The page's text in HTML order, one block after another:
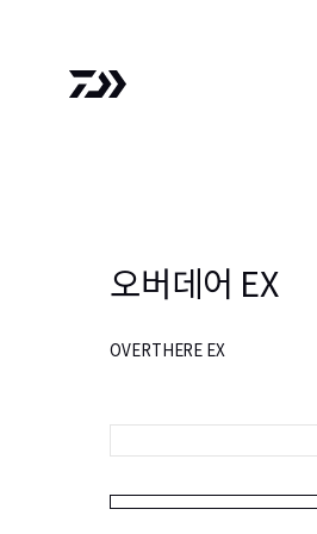
오버데어 EX
OVERTHERE EX